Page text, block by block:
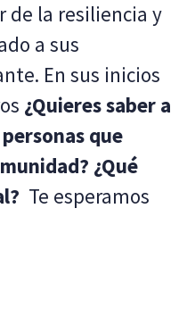
de la resiliencia y
a sus
En sus inicios
¿Quieres saber a
que
¿Qué
Te esperamos